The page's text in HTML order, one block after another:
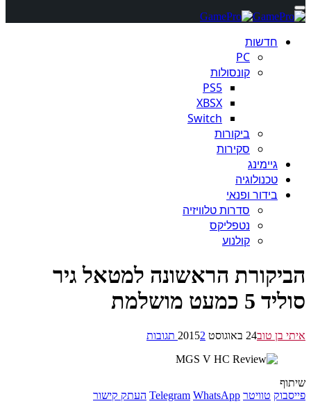
חדשות
PC
קונסולות
PS5
XBSX
Switch
ביקורות
סקירות
גיימינג
טכנולוגיה
בידור ופנאי
סדרות טלוויזיה
נטפליקס
קולנוע
הראשונה למטאל גיר
מושלמת
בן טוב24 באוגוסט 2015 2 תגובות
טוויטר Telegram WhatsApp העתק קישור